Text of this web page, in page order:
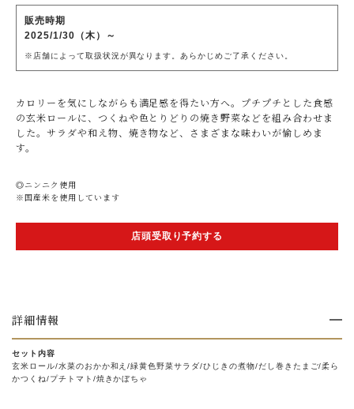
販売時期
2025/1/30（木）～
※店舗によって取扱状況が異なります。あらかじめご了承ください。
カロリーを気にしながらも満足感を得たい方へ。プチプチとした食感
の玄米ロールに、つくねや色とりどりの焼き野菜などを組み合わせま
した。サラダや和え物、焼き物など、さまざまな味わいが愉しめま
す。
◎ニンニク使用
※国産米を使用しています
店頭受取り予約する
詳細情報
セット内容
玄米ロール/水菜のおかか和え/緑黄色野菜サラダ/ひじきの煮物/だし巻きたまご/柔ら
かつくね/プチトマト/焼きかぼちゃ